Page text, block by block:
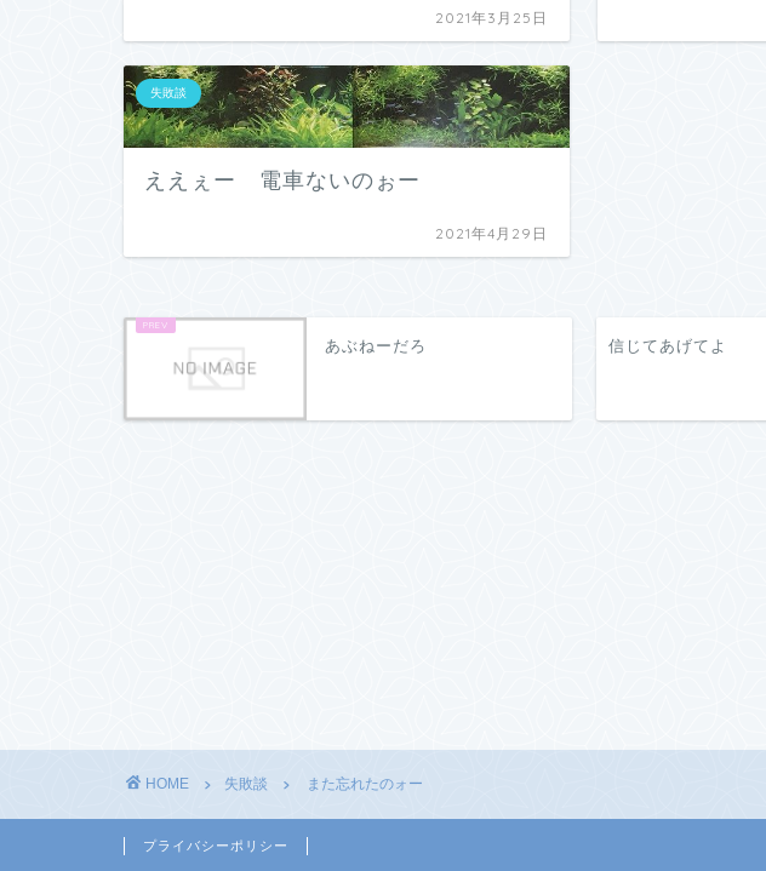
2021年3月25日
失敗談
ええぇー 電車ないのぉー
2021年4月29日
あぶねーだろ 信じてあげてよ
HOME 失敗談 また忘れたのォー
プライバシーポリシー